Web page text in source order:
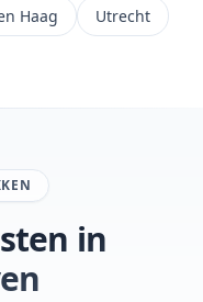
Haag
Utrecht
in